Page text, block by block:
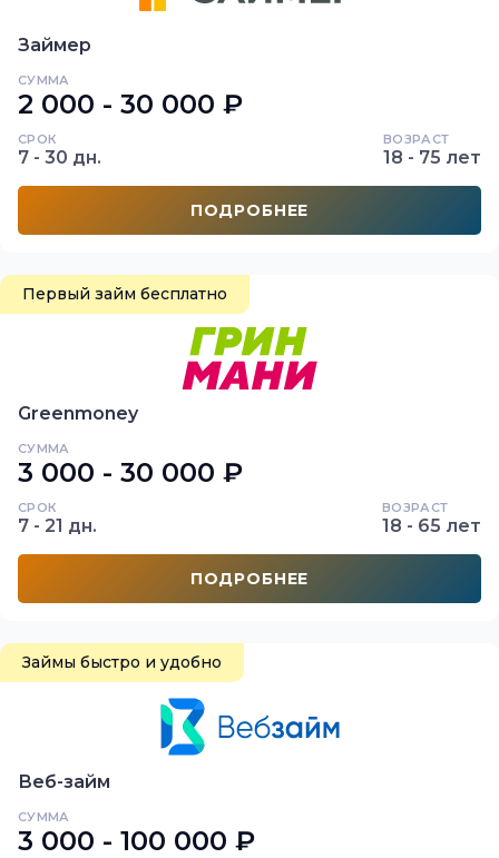
Займер
СУММА
2 000 - 30 000 ₽
СРОК
7 - 30 дн.
ВОЗРАСТ
18 - 75 лет
ПОДРОБНЕЕ
Первый займ бесплатно
Greenmoney
СУММА
3 000 - 30 000 ₽
СРОК
7 - 21 дн.
ВОЗРАСТ
18 - 65 лет
ПОДРОБНЕЕ
Займы быстро и удобно
Веб-займ
СУММА
3 000 - 100 000 ₽